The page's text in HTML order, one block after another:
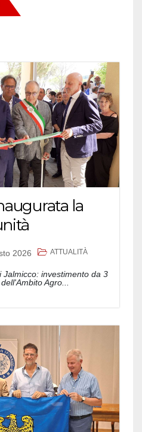
la
2026 ATTUALITÀ
investimento da 3
Agro...